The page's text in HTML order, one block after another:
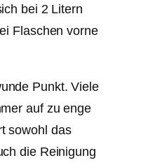
bei 2 Litern
Flaschen vorne
Punkt. Viele
auf zu enge
sowohl das
die Reinigung